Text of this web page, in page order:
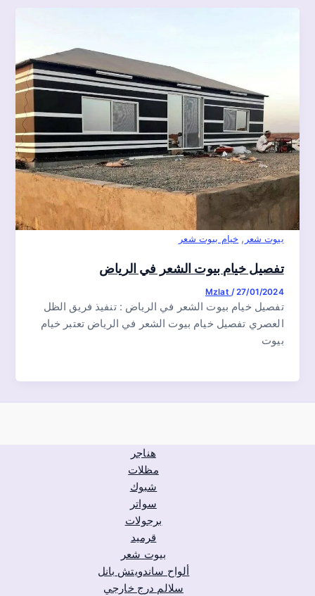
بيوت شعر , خيام بيوت شعر
تفصيل خيام بيوت الشعر في الرياض
Mzlat /27/01/2024
تفصيل خيام بيوت الشعر في الرياض : تنفيذ فريق الظل
العصري تفصيل خيام بيوت الشعر في الرياض تعتبر خيام
بيوت
هناجر
مظلات
شبوك
سواتر
برجولات
قرميد
بيوت شعر
ألواح ساندويتش بانل
سلالم درج خارجي